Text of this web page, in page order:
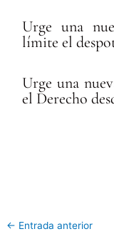
Urge una
límite el
Urge una
el Derecho
← Entrada anterior